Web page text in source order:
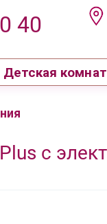
40
Детская
с